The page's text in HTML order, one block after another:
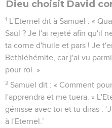
Dieu choisit David
1 L'Eternel dit à Samuel : «
Saül ? Je l'ai rejeté afin qu'il
ta corne d'huile et pars ! Je
Bethléhémite, car j'ai vu
pour roi. »
2 Samuel dit : « Comment
l'apprendra et me tuera. »
génisse avec toi et tu diras :
à l'Eternel.’